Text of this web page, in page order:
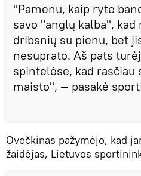
"Pamenu, kaip ryte
savo "anglų kalba",
dribsnių su pienu, bet
nesuprato. Aš pats
spintelėse, kad rasčiau
maisto", — pasakė
Ovečkinas pažymėjo, kad
žaidėjas, Lietuvos